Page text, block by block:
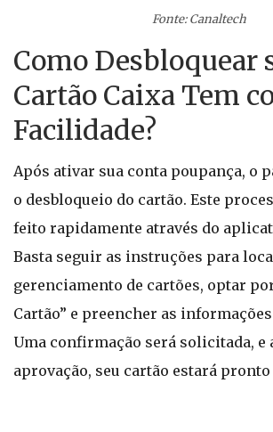
Fonte: Canaltech
Como Desbloquear
Cartão Caixa Tem
Facilidade?
Após ativar sua conta poupança, o
o desbloqueio do cartão. Este
feito rapidamente através do
Basta seguir as instruções para
gerenciamento de cartões, optar
Cartão” e preencher as
Uma confirmação será solicitada, e
aprovação, seu cartão estará pronto